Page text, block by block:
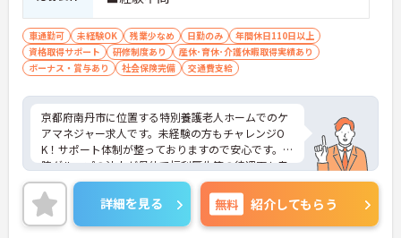
車通勤可 未経験OK 残業少なめ 日勤のみ
年間休日110日以上
資格取得サポート
研修制度あり
産休･育休･介護休暇取得実績あり
ボーナス・賞与あり
社会保険完備 交通費支給
京都府南丹市に位置する特別養護老人ホームでのケ
アマネジャー求人です。未経験の方もチャレンジO
K！サポート体制が整っておりますので安心です。病
院グループの法人が母体で福利厚生等の待遇面も良
く、安心して長くお勤めいただきます。ご興味のあ
る方には、面接対策ポイントなど、さらに詳細をお
話しいたしますのでお気軽にご相談ください！
詳細を見る 無料 紹介してもらう